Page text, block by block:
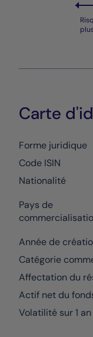
Carte
Forme juridique
Code ISIN
Nationalité
Pays de
Année de
Catégorie
Affectation du
Actif net du
Volatilité sur 1